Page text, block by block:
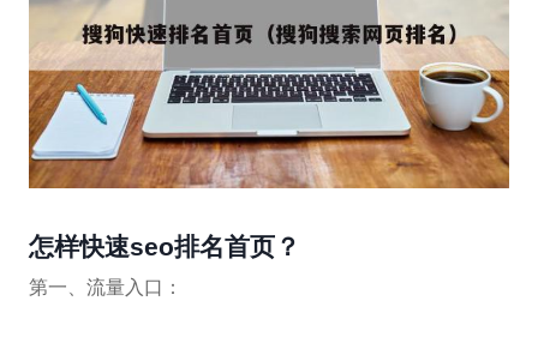
怎样快速seo排名首页？
第一、流量入口：